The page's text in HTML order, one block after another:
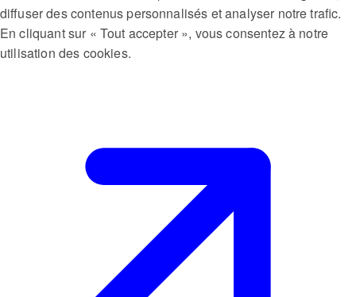
diffuser des contenus personnalisés et analyser notre trafic.
En cliquant sur « Tout accepter », vous consentez à notre
utilisation des cookies.